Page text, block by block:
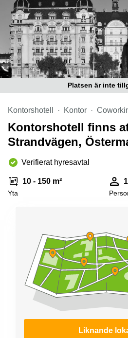
Lediga
lokaler
Hägersten
Platsen är inte
Kontorshotell Kontor
Kontorshotell finns
Strandvägen,
Verifierat hyresavtal
10 - 150 m²
Yta
Liknande